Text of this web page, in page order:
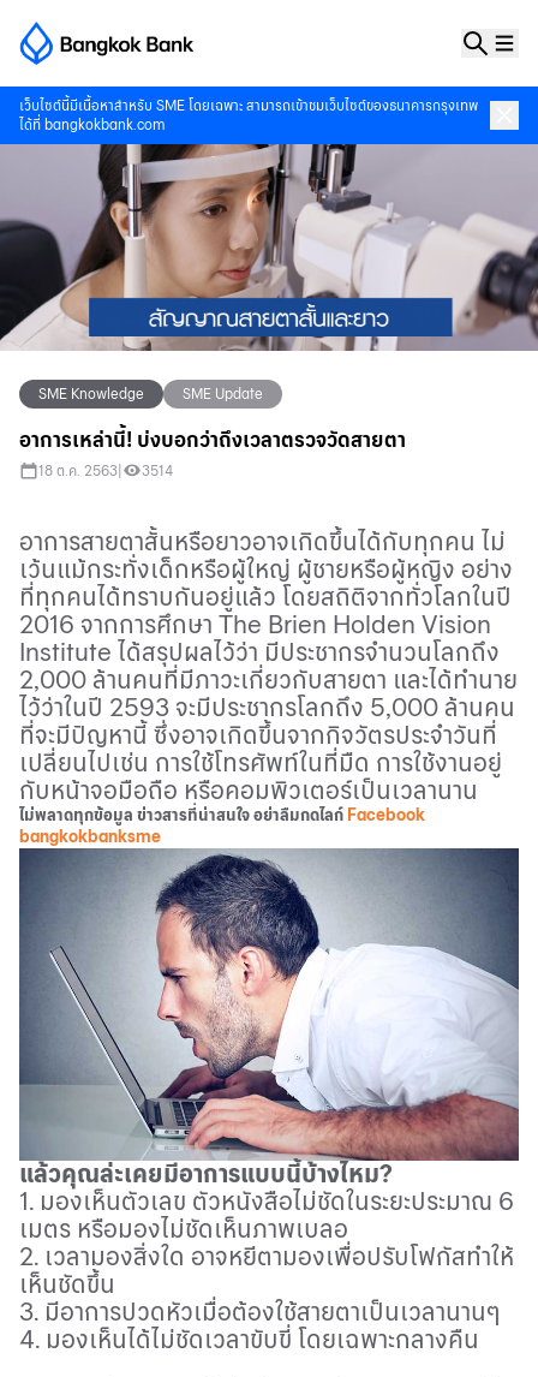
เว็บไซต์นี้มีเนื้อหาสำหรับ SME โดยเฉพาะ สามารถเข้าชมเว็บไซต์ของธนาคารกรุงเทพ
ได้ที่ bangkokbank.com
SME Knowledge SME Update
อาการเหล่านี้! บ่งบอกว่าถึงเวลาตรวจวัดสายตา
18 ต.ค. 2563 3514
อาการสายตาสั้นหรือยาวอาจเกิดขึ้นได้กับทุกคน ไม่
เว้นแม้กระทั่งเด็กหรือผู้ใหญ่ ผู้ชายหรือผู้หญิง อย่าง
ที่ทุกคนได้ทราบกันอยู่แล้ว โดยสถิติจากทั่วโลกในปี
2016 จากการศึกษา The Brien Holden Vision
Institute ได้สรุปผลไว้ว่า มีประชากรจำนวนโลกถึง
2,000 ล้านคนที่มีภาวะเกี่ยวกับสายตา และได้ทำนาย
ไว้ว่าในปี 2593 จะมีประชากรโลกถึง 5,000 ล้านคน
ที่จะมีปัญหานี้ ซึ่งอาจเกิดขึ้นจากกิจวัตรประจำวันที่
เปลี่ยนไปเช่น การใช้โทรศัพท์ในที่มืด การใช้งานอยู่
กับหน้าจอมือถือ หรือคอมพิวเตอร์เป็นเวลานาน
ไม่พลาดทุกข้อมูล ข่าวสารที่น่าสนใจ อย่าลืมกดไลก์ Facebook
bangkokbanksme
แล้วคุณล่ะเคยมีอาการแบบนี้บ้างไหม?
1. มองเห็นตัวเลข ตัวหนังสือไม่ชัดในระยะประมาณ 6
เมตร หรือมองไม่ชัดเห็นภาพเบลอ
2. เวลามองสิ่งใด อาจหยีตามองเพื่อปรับโฟกัสทำให้
เห็นชัดขึ้น
3. มีอาการปวดหัวเมื่อต้องใช้สายตาเป็นเวลานานๆ
4. มองเห็นได้ไม่ชัดเวลาขับขี่ โดยเฉพาะกลางคืน